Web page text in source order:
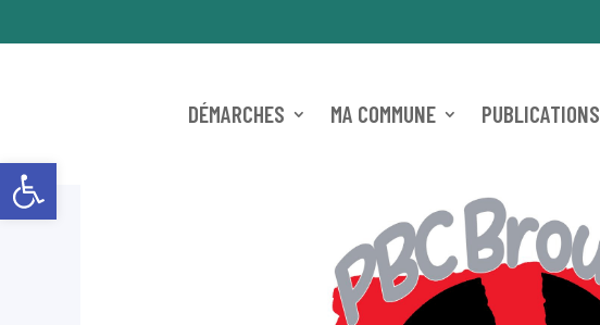
Ouvrir la barre d’outils
DÉMARCHES MA COMMUNE PUBLICATIONS